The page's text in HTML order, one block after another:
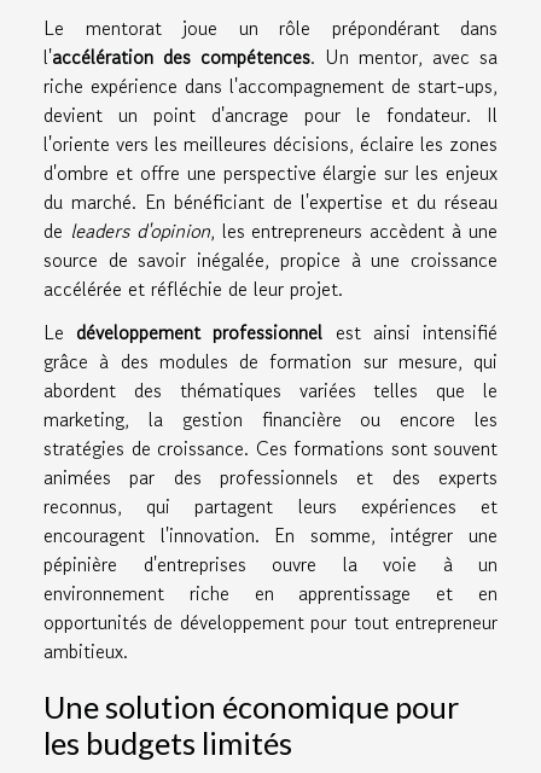
Le mentorat joue un rôle prépondérant dans
l'accélération des compétences. Un mentor, avec sa
riche expérience dans l'accompagnement de start-ups,
devient un point d'ancrage pour le fondateur. Il
l'oriente vers les meilleures décisions, éclaire les zones
d'ombre et offre une perspective élargie sur les enjeux
du marché. En bénéficiant de l'expertise et du réseau
de leaders d'opinion, les entrepreneurs accèdent à une
source de savoir inégalée, propice à une croissance
accélérée et réfléchie de leur projet.
Le développement professionnel est ainsi intensifié
grâce à des modules de formation sur mesure, qui
abordent des thématiques variées telles que le
marketing, la gestion financière ou encore les
stratégies de croissance. Ces formations sont souvent
animées par des professionnels et des experts
reconnus, qui partagent leurs expériences et
encouragent l'innovation. En somme, intégrer une
pépinière d'entreprises ouvre la voie à un
environnement riche en apprentissage et en
opportunités de développement pour tout entrepreneur
ambitieux.
Une solution économique pour
les budgets limités